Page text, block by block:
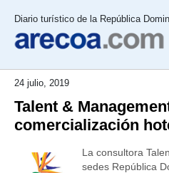
Diario turístico de la República
24 julio, 2019
Talent &
comercialización
La consultora
sedes República